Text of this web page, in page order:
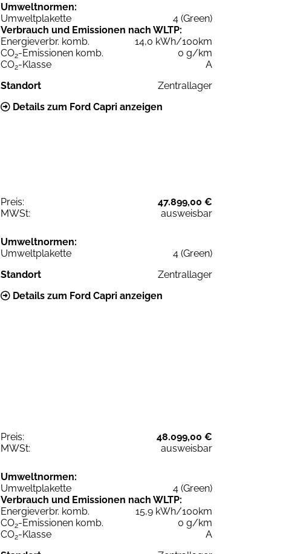
Umweltnormen:
Umweltplakette
4 (Green)
Verbrauch und Emissionen nach WLTP:
Energieverbr. komb.
14,0 kWh/100km
CO2-Emissionen komb.
0 g/km
CO2-Klasse
A
Standort
Zentrallager
Details zum Ford Capri anzeigen
Preis:
47.899,00 €
MWSt:
ausweisbar
Umweltnormen:
Umweltplakette
4 (Green)
Standort
Zentrallager
Details zum Ford Capri anzeigen
Preis:
48.099,00 €
MWSt:
ausweisbar
Umweltnormen:
Umweltplakette
4 (Green)
Verbrauch und Emissionen nach WLTP:
Energieverbr. komb.
15,9 kWh/100km
CO2-Emissionen komb.
0 g/km
CO2-Klasse
A